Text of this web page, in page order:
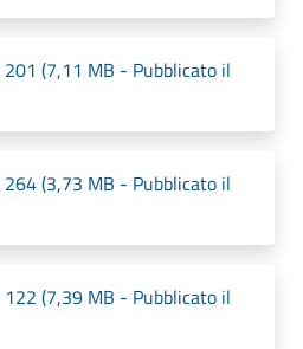
201 (7,11 MB - Pubblicato il
264 (3,73 MB - Pubblicato il
122 (7,39 MB - Pubblicato il